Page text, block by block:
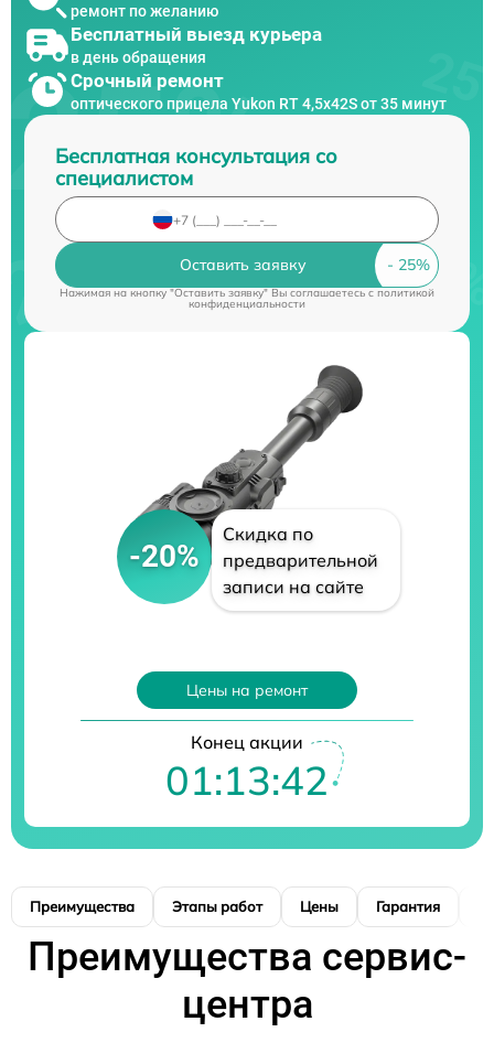
ремонт по желанию
Бесплатный выезд курьера
в день обращения
Срочный ремонт
оптического прицела Yukon RT 4,5х42S от 35 минут
Бесплатная консультация со
специалистом
Оставить заявку
Нажимая на кнопку "Оставить заявку" Вы соглашаетесь cполитикой
конфиденциальности
-20%
Скидка по
предварительной
записи на сайте
Цены на ремонт
Конец акции
01:13:41
Преимущества Этапы работ Цены Гарантия
Преимущества сервис-
центра